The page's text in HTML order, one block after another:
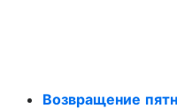
Возвращение